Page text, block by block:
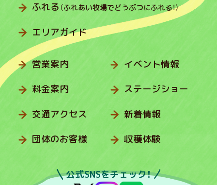
ふれる （ふれあい牧場でどうぶつにふれる！）
エリアガイド
営業案内
料金案内
交通アクセス
団体のお客様
イベント情報
ステージショー
新着情報
収穫体験
公式SNSをチェック！